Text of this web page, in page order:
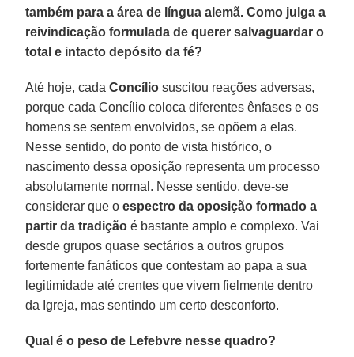
também para a área de língua alemã. Como julga a
reivindicação formulada de querer salvaguardar o
total e intacto depósito da fé?
Até hoje, cadaConcílio suscitou reações adversas,
porque cada Concílio coloca diferentes ênfases e os
homens se sentem envolvidos, se opõem a elas.
Nesse sentido, do ponto de vista histórico, o
nascimento dessa oposição representa um processo
absolutamente normal. Nesse sentido, deve-se
considerar que oespectro da oposição formado a
partir da tradição é bastante amplo e complexo. Vai
desde grupos quase sectários a outros grupos
fortemente fanáticos que contestam ao papa a sua
legitimidade até crentes que vivem fielmente dentro
da Igreja, mas sentindo um certo desconforto.
Qual é o peso de Lefebvre nesse quadro?